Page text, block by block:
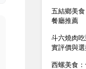
五結鄉美
餐廳推薦
斗六燒肉
實評價與
西螺美食